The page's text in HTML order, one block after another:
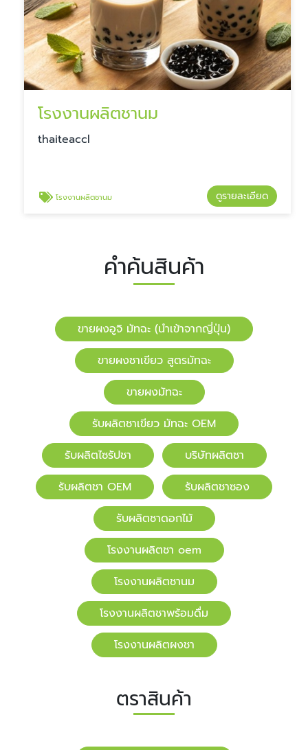
โรงงานผลิตชานม
​​thaiteaccl
โรงงานผลิตชานม ดูรายละเอียด
คำค้นสินค้า
ขายผงอูจิ มัทฉะ (นำเข้าจากญี่ปุ่น)
ขายผงชาเขียว สูตรมัทฉะ
ขายผงมัทฉะ
รับผลิตชาเขียว มัทฉะ OEM
รับผลิตไซรัปชา
บริษัทผลิตชา
รับผลิตชา OEM
รับผลิตชาซอง
รับผลิตชาดอกไม้
โรงงานผลิตชา oem
โรงงานผลิตชานม
โรงงานผลิตชาพร้อมดื่ม
โรงงานผลิตผงชา
ตราสินค้า